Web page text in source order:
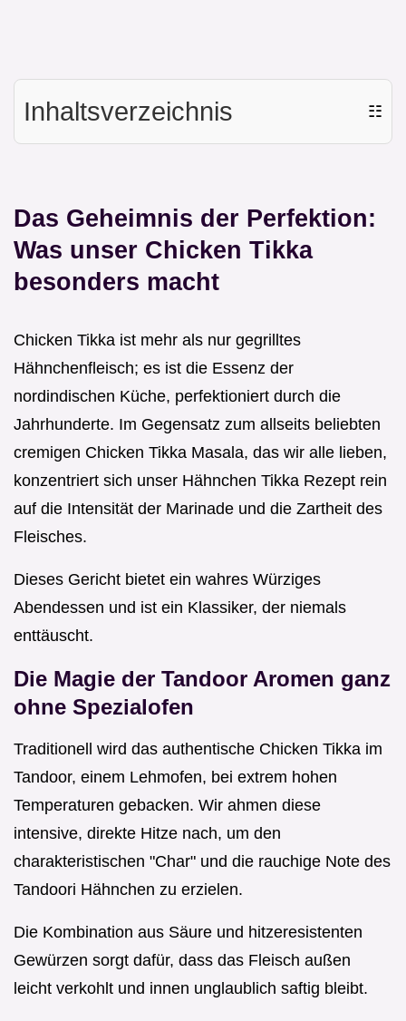
Inhaltsverzeichnis ☷
Das Geheimnis der Perfektion:
Was unser Chicken Tikka
besonders macht
Chicken Tikka ist mehr als nur gegrilltes
Hähnchenfleisch; es ist die Essenz der
nordindischen Küche, perfektioniert durch die
Jahrhunderte. Im Gegensatz zum allseits beliebten
cremigen Chicken Tikka Masala, das wir alle lieben,
konzentriert sich unser Hähnchen Tikka Rezept rein
auf die Intensität der Marinade und die Zartheit des
Fleisches.
Dieses Gericht bietet ein wahres Würziges
Abendessen und ist ein Klassiker, der niemals
enttäuscht.
Die Magie der Tandoor Aromen ganz
ohne Spezialofen
Traditionell wird das authentische Chicken Tikka im
Tandoor, einem Lehmofen, bei extrem hohen
Temperaturen gebacken. Wir ahmen diese
intensive, direkte Hitze nach, um den
charakteristischen "Char" und die rauchige Note des
Tandoori Hähnchen zu erzielen.
Die Kombination aus Säure und hitzeresistenten
Gewürzen sorgt dafür, dass das Fleisch außen
leicht verkohlt und innen unglaublich saftig bleibt.